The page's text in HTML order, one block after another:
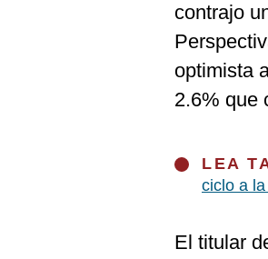
contrajo
optimista
2.6% que
LEA
ciclo a
El titular